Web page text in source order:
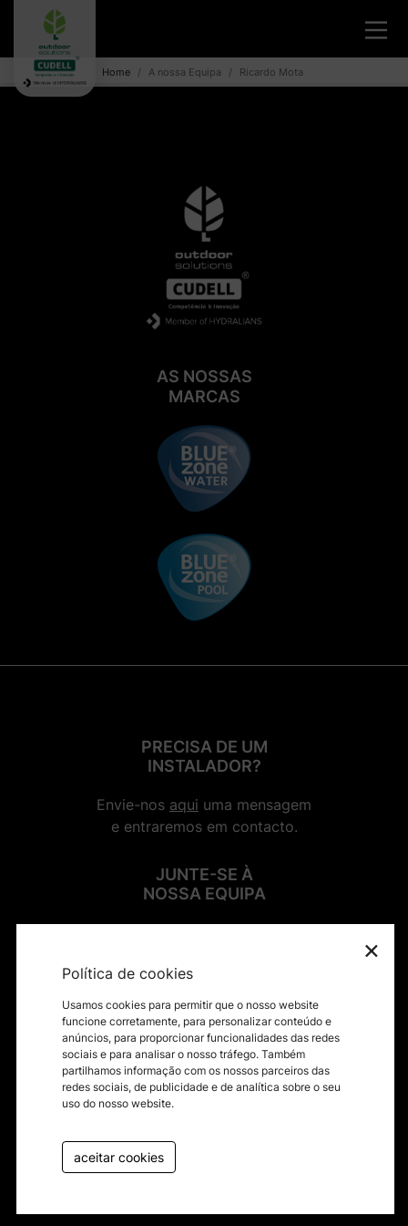
Home A nossa Equipa Ricardo Mota
AS NOSSAS
MARCAS
PRECISA DE UM
INSTALADOR?
Envie-nos aqui uma mensagem
e entraremos em contacto.
JUNTE-SE À
NOSSA EQUIPA
Contactos
Termos e condições
Política de privacidade
Livro de reclamações
×
Política de cookies
Usamos cookies para permitir que o nosso website
funcione corretamente, para personalizar conteúdo e
anúncios, para proporcionar funcionalidades das redes
sociais e para analisar o nosso tráfego. Também
partilhamos informação com os nossos parceiros das
redes sociais, de publicidade e de analítica sobre o seu
uso do nosso website.
aceitar cookies